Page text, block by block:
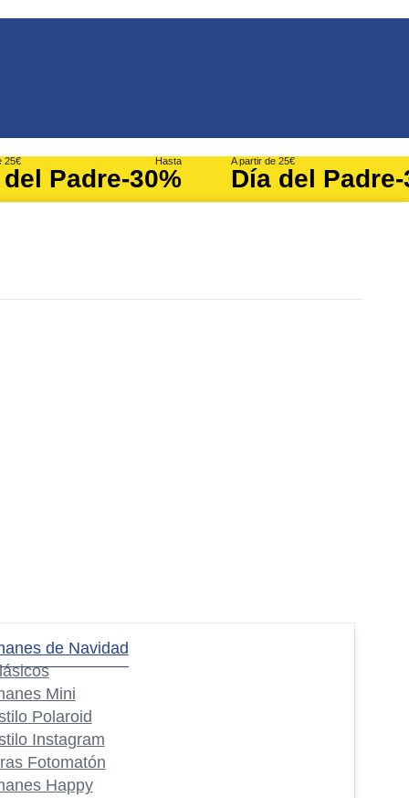
25€
Padre
Hasta
-30%
A partir de 25€
Día del Padre
de Navidad
Mini
Polaroid
Instagram
Fotomatón
Happy